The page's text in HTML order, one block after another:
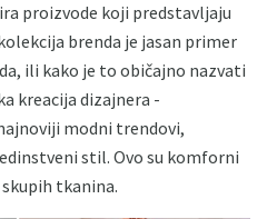
proizvode koji predstavljaju
brenda je jasan primer
ili kako je to običajno nazvati
kreacija dizajnera -
modni trendovi,
stil. Ovo su komforni
tkanina.